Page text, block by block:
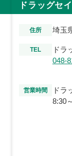
ドラッグセ
住所 埼玉
TEL
ドラ
048-
営業時間
ドラ
8:30